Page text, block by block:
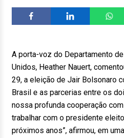
A porta-voz do Departamento
Unidos, Heather Nauert,
29, a eleição de Jair Bolsonaro
Brasil e as parcerias entre os
nossa profunda cooperação
trabalhar com o presidente
próximos anos”, afirmou, em